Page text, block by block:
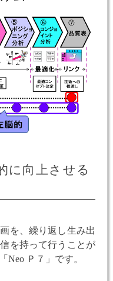
に向上させる
を、繰り返し生み出
を持って行うことが
Neo Ｐ７」です。